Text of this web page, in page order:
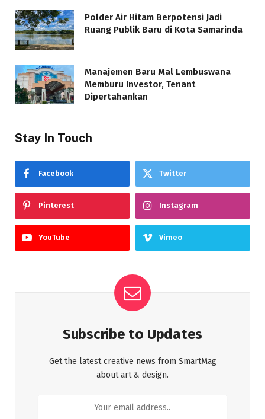
Polder Air Hitam Berpotensi Jadi
Ruang Publik Baru di Kota Samarinda
Manajemen Baru Mal Lembuswana
Memburu Investor, Tenant
Dipertahankan
Stay In Touch
Facebook Twitter
Pinterest Instagram
YouTube Vimeo
Subscribe to Updates
Get the latest creative news from SmartMag
about art & design.